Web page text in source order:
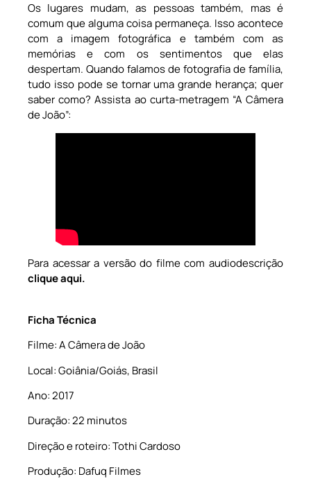
Os lugares mudam, as pessoas também, mas é
comum que alguma coisa permaneça. Isso acontece
com a imagem fotográfica e também com as
memórias e com os sentimentos que elas
despertam. Quando falamos de fotografia de família,
tudo isso pode se tornar uma grande herança; quer
saber como? Assista ao curta-metragem “A Câmera
de João”:
Para acessar a versão do filme com audiodescrição
clique aqui.
Ficha Técnica
Filme: A Câmera de João
Local: Goiânia/Goiás, Brasil
Ano: 2017
Duração: 22 minutos
Direção e roteiro: Tothi Cardoso
Produção: Dafuq Filmes